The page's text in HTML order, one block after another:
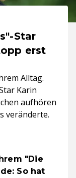
Star
erst
Alltag.
Karin
aufhören
veränderte.
"Die
So hat